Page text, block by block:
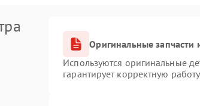
Оригинальные
Используются оригинальные
гарантирует корректную